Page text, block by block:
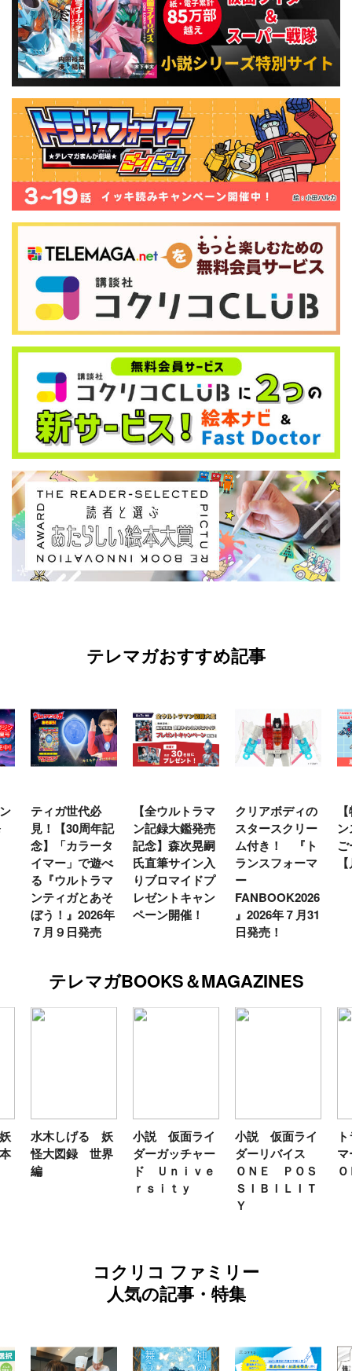
テレマガおすすめ記事
ティガ世代必
見！【30周年記
念】「カラータ
イマー」で遊べ
る『ウルトラマ
ンティガとあそ
ぼう！』2026年
７月９日発売
【全ウルトラマ
ン記録大鑑発売
記念】森次晃嗣
氏直筆サイン入
りブロマイドプ
レゼントキャン
ペーン開催！
クリアボディの
スタースクリー
ム付き！ 『ト
ランスフォーマ
ー
FANBOOK2026
』2026年７月31
日発売！
テレマガBOOKS＆MAGAZINES
水木しげる 妖
怪大図録 世界
編
小説 仮面ライ
ダーガッチャー
ド Ｕｎｉｖｅ
ｒｓｉｔｙ
小説 仮面ライ
ダーリバイス
ＯＮＥ ＰＯＳ
ＳＩＢＩＬＩＴ
Ｙ
コクリコ ファミリー
人気の記事・特集